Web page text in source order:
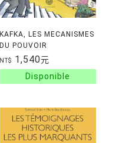
KAFKA, LES MECANISMES
DU POUVOIR
NT$ 1,540元